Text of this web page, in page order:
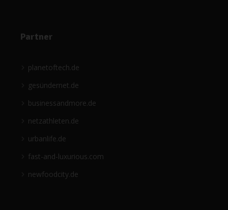
Partner
planetoftech.de
gesündernet.de
businessandmore.de
netzathleten.de
urbanlife.de
fast-and-luxurious.com
newfoodcity.de